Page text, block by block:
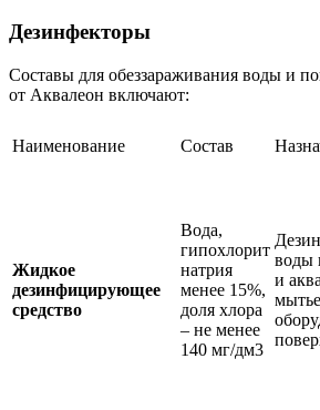
Дезинфекторы
Составы для обеззараживания воды и
от Аквалеон включают:
Наименование Состав
Жидкое
дезинфицирующее
средство
Вода,
гипохлорит
натрия
менее 15%,
доля хлора
– не менее
140 мг/дм3
воды
и
мытье